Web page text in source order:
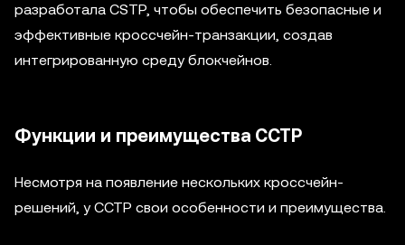
разработала CSTP, чтобы обеспечить безопасные и
эффективные кроссчейн-транзакции, создав
интегрированную среду блокчейнов.
Функции и преимущества CCTP
Несмотря на появление нескольких кроссчейн-
решений, у CCTP свои особенности и преимущества.